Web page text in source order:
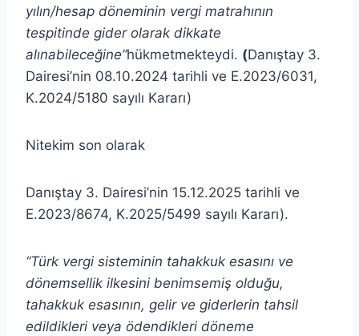
yılın/hesap döneminin vergi matrahının
tespitinde gider olarak dikkate
alınabileceğine”hükmetmekteydi. (Danıştay 3.
Dairesi’nin 08.10.2024 tarihli ve E.2023/6031,
K.2024/5180 sayılı Kararı)
Nitekim son olarak
Danıştay 3. Dairesi’nin 15.12.2025 tarihli ve
E.2023/8674, K.2025/5499 sayılı Kararı).
“Türk vergi sisteminin tahakkuk esasını ve
dönemsellik ilkesini benimsemiş olduğu,
tahakkuk esasının, gelir ve giderlerin tahsil
edildikleri veya ödendikleri döneme